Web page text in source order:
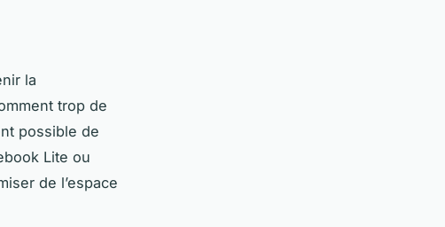
la
trop de
possible de
Lite ou
de l’espace